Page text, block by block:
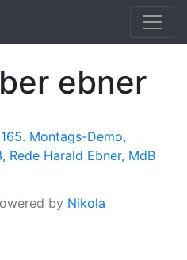
ebner
165. Montags-Demo,
Rede Harald Ebner, MdB
by Nikola